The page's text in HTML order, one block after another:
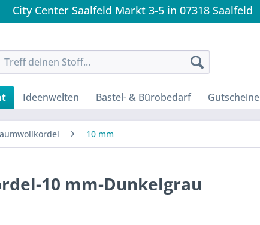
City Center Saalfeld Markt 3-5 in 07318 Saalfeld
Ideenwelten Bastel- & Bürobedarf Gutscheine
10 mm
10 mm-Dunkelgrau